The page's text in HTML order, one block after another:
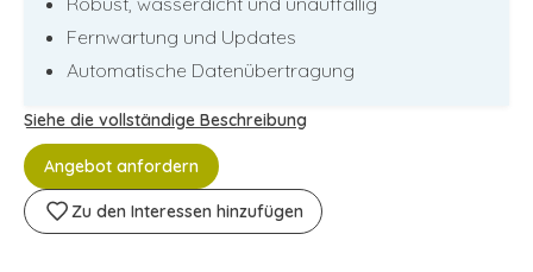
Fernwartung und Updates
Automatische Datenübertragung
Siehe die vollständige Beschreibung
Angebot anfordern
Zu den Interessen hinzufügen